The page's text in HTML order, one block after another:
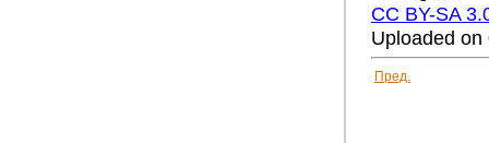
CC BY-SA
Uploaded
Пред.